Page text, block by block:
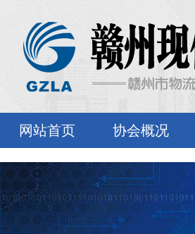
网站首页 协会概况